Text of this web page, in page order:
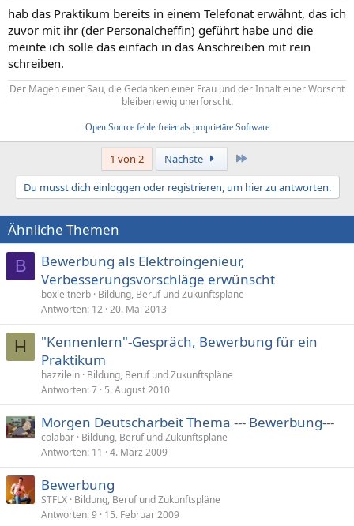
hab das Praktikum bereits in einem Telefonat erwähnt, das ich
zuvor mit ihr (der Personalcheffin) geführt habe und die
meinte ich solle das einfach in das Anschreiben mit rein
schreiben.
Der Magen einer Sau, die Gedanken einer Frau und der Inhalt einer Worscht
bleiben ewig unerforscht.
Open Source fehlerfreier als proprietäre Software
1 von 2 Nächste
Du musst dich einloggen oder registrieren, um hier zu antworten.
Ähnliche Themen
B
Bewerbung als Elektroingenieur,
Verbesserungsvorschläge erwünscht
boxleitnerb Bildung, Beruf und Zukunftspläne
Antworten 12 20. Mai 2013
H
"Kennenlern"-Gespräch, Bewerbung für ein
Praktikum
hazzilein Bildung, Beruf und Zukunftspläne
Antworten 7 5. August 2010
Morgen Deutscharbeit Thema --- Bewerbung---
colabär Bildung, Beruf und Zukunftspläne
Antworten 11 4. März 2009
Bewerbung
STFLX Bildung, Beruf und Zukunftspläne
Antworten 9 15. Februar 2009